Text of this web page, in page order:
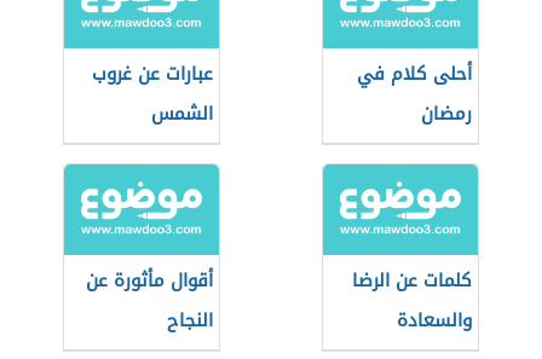
أحلى كلام في
رمضان
عبارات عن غروب
الشمس
كلمات عن الرضا
والسعادة
أقوال مأثورة عن
النجاح